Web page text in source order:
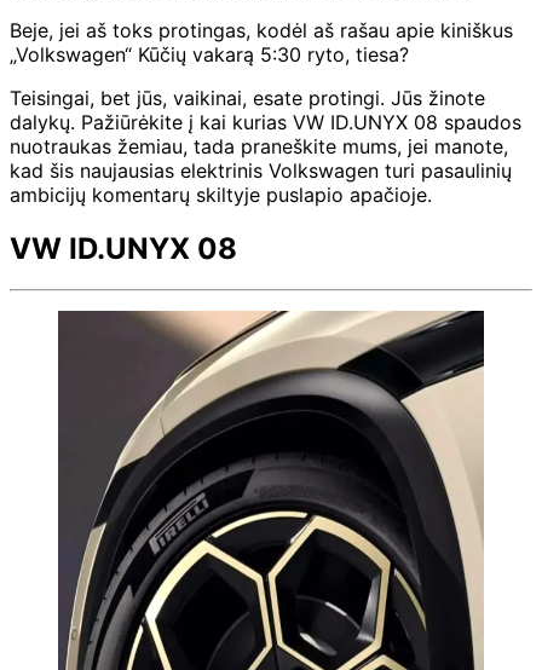
Beje, jei aš toks protingas, kodėl aš rašau apie kiniškus
„Volkswagen“ Kūčių vakarą 5:30 ryto, tiesa?
Teisingai, bet jūs, vaikinai, esate protingi. Jūs žinote
dalykų. Pažiūrėkite į kai kurias VW ID.UNYX 08 spaudos
nuotraukas žemiau, tada praneškite mums, jei manote,
kad šis naujausias elektrinis Volkswagen turi pasaulinių
ambicijų komentarų skiltyje puslapio apačioje.
VW ID.UNYX 08